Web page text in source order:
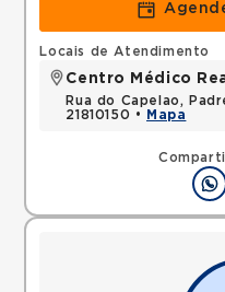
Locais de Atendimento
Centro Médico
Rua do Capelao,
21810150 •
Mapa